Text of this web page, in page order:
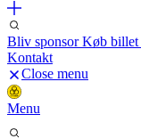
Bliv sponsorKøb billet
Kontakt
Close menu
Menu